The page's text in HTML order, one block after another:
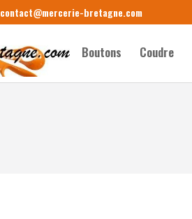
contact@mercerie-bretagne.com
Boutons Coudre